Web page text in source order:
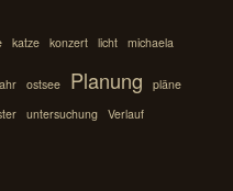
katze konzert licht michaela
ostsee Planung
pläne
untersuchung Verlauf